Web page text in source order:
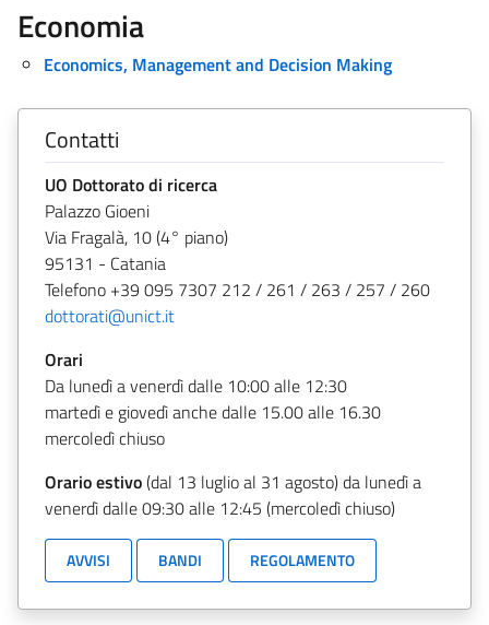
Economia
Economics, Management and Decision Making
Contatti
UO Dottorato di ricerca
Palazzo Gioeni
Via Fragalà, 10 (4° piano)
95131 - Catania
Telefono +39 095 7307 212 / 261 / 263 / 257 / 260
dottorati@unict.it
Orari
Da lunedì a venerdì dalle 10:00 alle 12:30
martedì e giovedì anche dalle 15.00 alle 16.30
mercoledì chiuso
Orario estivo(dal 13 luglio al 31 agosto) da lunedì a
venerdì dalle 09:30 alle 12:45 (mercoledì chiuso)
AVVISI BANDI REGOLAMENTO